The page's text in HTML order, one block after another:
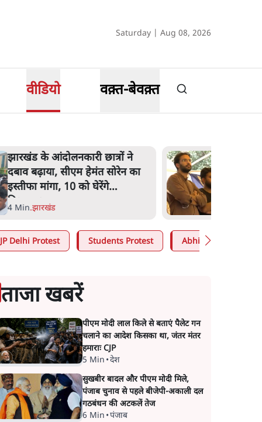
Saturday | Aug 08, 2026
वीडियो वक़्त-बेवक़्त
कॉकरोच जनता पार्टी ने की देशव्यापी
अभियान की घोषणा- 'क्या बोलती
पब्लिक'
4 Min.देश
Delhi Protest Students Protest Abhijeet Dipke
ताजा खबरें
पीएम मोदी लाल किले से बताएं पैलेट गन
चलाने का आदेश किसका था, जंतर मंतर
हमाराः CJP
5 Min •देश
सुखबीर बादल और पीएम मोदी मिले,
पंजाब चुनाव से पहले बीजेपी-अकाली दल
गठबंधन की अटकलें तेज
6 Min •पंजाब